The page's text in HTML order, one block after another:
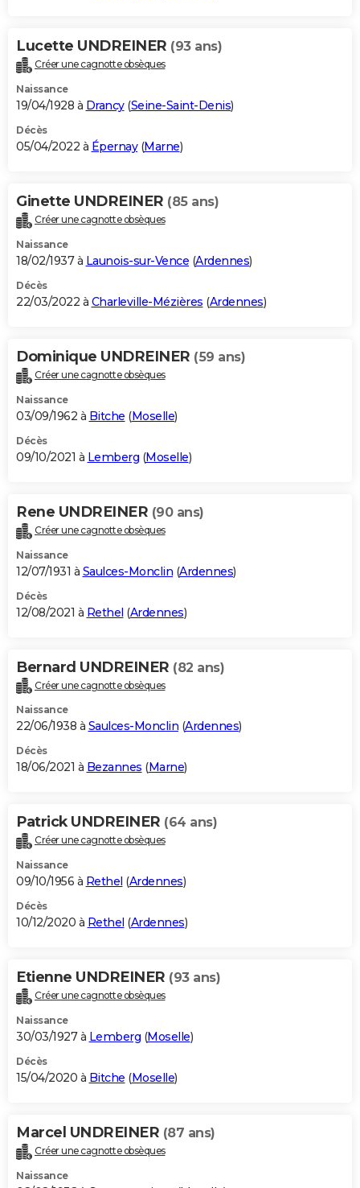
Lucette UNDREINER (93 ans)
Créer une cagnotte obsèques
Naissance
19/04/1928 à Drancy(Seine-Saint-Denis)
Décès
05/04/2022 à Épernay(Marne)
Ginette UNDREINER (85 ans)
Créer une cagnotte obsèques
Naissance
18/02/1937 à Launois-sur-Vence (Ardennes)
Décès
22/03/2022 à Charleville-Mézières (Ardennes)
Dominique UNDREINER (59 ans)
Créer une cagnotte obsèques
Naissance
03/09/1962 à Bitche (Moselle)
Décès
09/10/2021 à Lemberg (Moselle)
Rene UNDREINER (90 ans)
Créer une cagnotte obsèques
Naissance
12/07/1931 à Saulces-Monclin (Ardennes)
Décès
12/08/2021 à Rethel (Ardennes)
Bernard UNDREINER (82 ans)
Créer une cagnotte obsèques
Naissance
22/06/1938 à Saulces-Monclin (Ardennes)
Décès
18/06/2021 à Bezannes (Marne)
Patrick UNDREINER (64 ans)
Créer une cagnotte obsèques
Naissance
09/10/1956 à Rethel (Ardennes)
Décès
10/12/2020 à Rethel (Ardennes)
Etienne UNDREINER (93 ans)
Créer une cagnotte obsèques
Naissance
30/03/1927 à Lemberg (Moselle)
Décès
15/04/2020 à Bitche (Moselle)
Marcel UNDREINER (87 ans)
Créer une cagnotte obsèques
Naissance